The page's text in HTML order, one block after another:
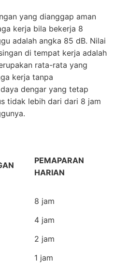
yang dianggap aman
kerja bila bekerja 8
adalah angka 85 dB. Nilai
di tempat kerja adalah
rata-rata yang
kerja tanpa
dengar yang tetap
tidak lebih dari dari 8 jam
PEMAPARAN
HARIAN
8 jam
4 jam
2 jam
1 jam